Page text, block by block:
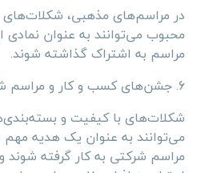
در مراسم‌های مذهبی،
محبوب می‌توانند به عنوان
مراسم به اشتراک گذاشته شوند.
6. جشن‌های کسب و کار و مراسم شرکتی:
شکلات‌های با کیفیت و
می‌توانند به عنوان یک هدیه
مراسم شرکتی به کار گرفته